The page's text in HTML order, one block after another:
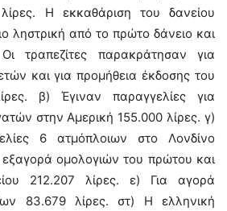
Η εκκαθάριση του δανείου
ληστρική από το πρώτο δάνειο και
τραπεζίτες παρακράτησαν για
και για προμήθεια έκδοσης του
β) Έγιναν παραγγελίες για
στην Αμερική 155.000 λίρες. γ)
6 ατμόπλοιων στο Λονδίνο
εξαγορά ομολογιών του πρώτου και
212.207 λίρες. ε) Για αγορά
83.679 λίρες. στ) Η ελληνική